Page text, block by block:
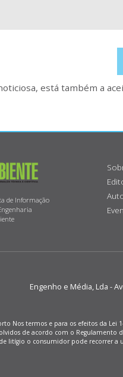
está também a
de Informação
Engenho e Média, Lda -
Nos termos e para os efeitos da
de acordo com o
litígio o consumidor pode recorrer a